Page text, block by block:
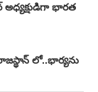
అధ్యక్షుడిగా భారత
లో..భార్యను